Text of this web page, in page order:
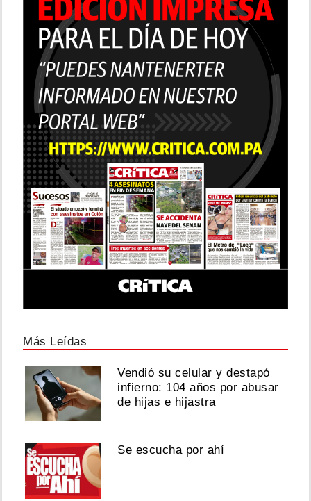
Más Leídas
Vendió su celular y destapó
infierno: 104 años por abusar
de hijas e hijastra
Se escucha por ahí